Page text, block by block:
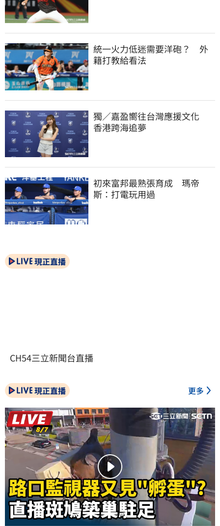
統一火力低迷需要洋砲？　外
籍打教給看法
獨／嘉盈嚮往台灣應援文化
香港跨海追夢
初來富邦最熟張育成　瑪帝
斯：打電玩用過
現正直播
CH54三立新聞台直播
現正直播 更多